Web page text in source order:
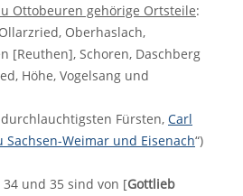
Ottobeuren gehörige Ortsteile:
Oberhaslach,
[Reuthen], Schoren, Daschberg
Höhe, Vogelsang und
Fürsten, Carl
Sachsen-Weimar und Eisenach“)
34 und 35 sind von [Gottlieb